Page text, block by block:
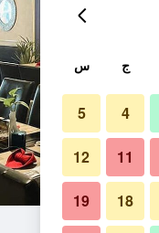
ج س
4
5
11
12
18
19